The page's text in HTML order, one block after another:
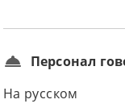
Персонал
На русском